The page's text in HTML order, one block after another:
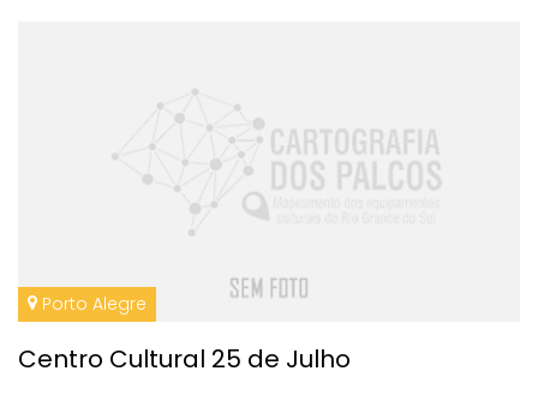
Porto Alegre
Centro Cultural 25 de Julho